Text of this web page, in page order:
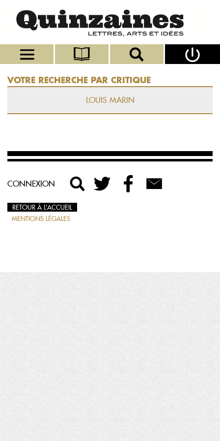
VOTRE RECHERCHE PAR CRITIQUE
LOUIS MARIN
CONNEXION
RETOUR À L’ACCUEIL
MENTIONS LÉGALES